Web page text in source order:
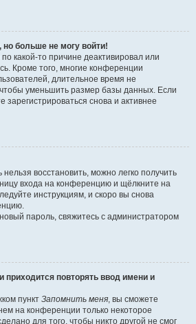
но больше не могу войти!
какой-то причине деактивировал или
Кроме того, многие конференции
длительное время не
уменьшить размер базы данных. Если
снова и активнее
восстановить, можно легко получить
входа на конференцию и щёлкните на
инструкциям, и скоро вы снова
пароль, свяжитесь с администратором
приходится повторять ввод имени и
пункт Запомнить меня, вы сможете
на конференции только некоторое
для того, чтобы никто другой не смог